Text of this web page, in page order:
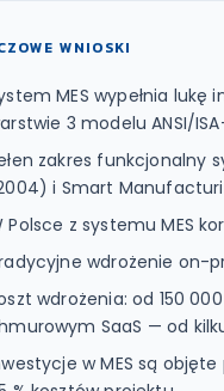
WNIOSKI
MES wypełnia
3 modelu ANSI/
zakres funkcjonalny
i Smart
Polsce z systemu MES
wdrożenie on-
wdrożenia: od 150
SaaS — od
w MES są